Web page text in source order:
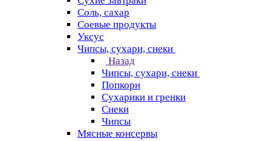
Соль, сахар
Соевые продукты
Уксус
Чипсы, сухари, снеки
Назад
Чипсы, сухари, снеки
Попкорн
Сухарики и гренки
Снеки
Чипсы
Мясные консервы